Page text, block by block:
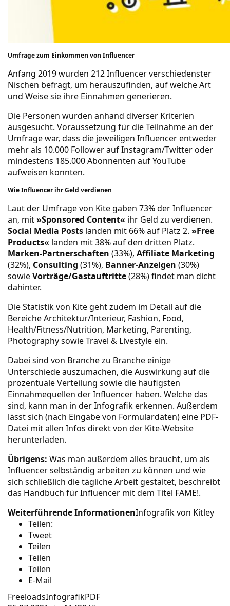
Umfrage zum Einkommen von Influencer
Anfang 2019 wurden 212 Influencer verschiedenster
Nischen befragt, um herauszufinden, auf welche Art
und Weise sie ihre Einnahmen generieren.
Die Personen wurden anhand diverser Kriterien
ausgesucht. Voraussetzung für die Teilnahme an der
Umfrage war, dass die jeweiligen Influencer entweder
mehr als 10.000 Follower auf Instagram/Twitter oder
mindestens 185.000 Abonnenten auf YouTube
aufweisen konnten.
Wie Influencer ihr Geld verdienen
Laut der Umfrage von Kite gaben 73% der Influencer
an, mit»Sponsored Content« ihr Geld zu verdienen.
Social Media Posts landen mit 66% auf Platz 2. »Free
Products« landen mit 38% auf den dritten Platz.
Marken-Partnerschaften (33%), Affiliate Marketing
(32%), Consulting (31%), Banner-Anzeigen (30%)
sowieVorträge/Gastauftritte(28%) findet man dicht
dahinter.
Die Statistik von Kite geht zudem im Detail auf die
Bereiche Architektur/Interieur, Fashion, Food,
Health/Fitness/Nutrition, Marketing, Parenting,
Photography sowie Travel & Livestyle ein.
Dabei sind von Branche zu Branche einige
Unterschiede auszumachen, die Auswirkung auf die
prozentuale Verteilung sowie die häufigsten
Einnahmequellen der Influencer haben. Welche das
sind, kann man in derInfografikerkennen. Außerdem
lässt sich (nach Eingabe von Formulardaten) eine PDF-
Datei mit allen Infos direkt von der Kite-Website
herunterladen.
Übrigens: Was man außerdem alles braucht, um als
Influencer selbständig arbeiten zu können und wie
sich schließlich die tägliche Arbeit gestaltet, beschreibt
das Handbuch für Influencer mit dem Titel FAME!.
Weiterführende InformationenInfografik von Kitley
Teilen:
Tweet
Teilen
Teilen
Teilen
E-Mail
FreeloadsInfografikPDF